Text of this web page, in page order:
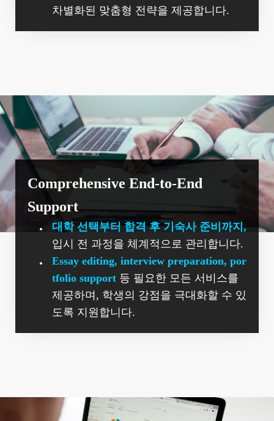
차별화된 맞춤형 전략을 제공합니다.
Comprehensive End-to-End
Support
대학 선택부터 합격 후 기숙사 준비까지,
입시 전 과정을 체계적으로 관리합니다.
Essay editing, interview preparation, por
tfolio support 등 필요한 모든 서비스를
제공하며, 학생의 강점을 극대화할 수 있
도록 지원합니다.